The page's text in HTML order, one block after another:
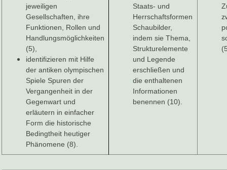
jeweiligen
Gesellschaften, ihre
Funktionen, Rollen und
Handlungsmöglichkeiten
(5),
identifizieren mit Hilfe
der antiken olympischen
Spiele Spuren der
Vergangenheit in der
Gegenwart und
erläutern in einfacher
Form die historische
Bedingtheit heutiger
Phänomene (8).
Staats- und
Herrschaftsformen
Schaubilder,
indem sie Thema,
Strukturelemente
und Legende
erschließen und
die enthaltenen
Informationen
benennen (10).